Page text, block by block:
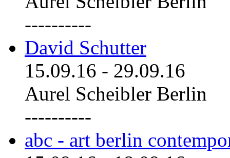
----------
David Schutter
15.09.16 - 29.09.16
Aurel Scheibler Berlin
----------
abc - art berlin